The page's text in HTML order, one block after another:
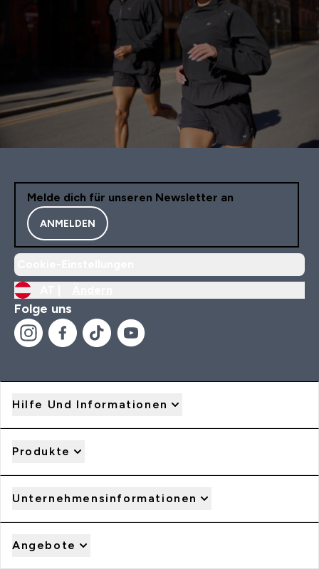
Melde dich für unseren Newsletter an
ANMELDEN
Folge uns
Hilfe Und Informationen
Produkte
Unternehmensinformationen
Angebote